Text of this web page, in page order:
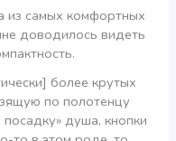
из самых комфортных
доводилось видеть
более крутых
по полотенцу
душа, кнопки